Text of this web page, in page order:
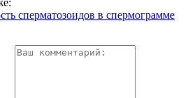
сперматозоидов в спермограмме